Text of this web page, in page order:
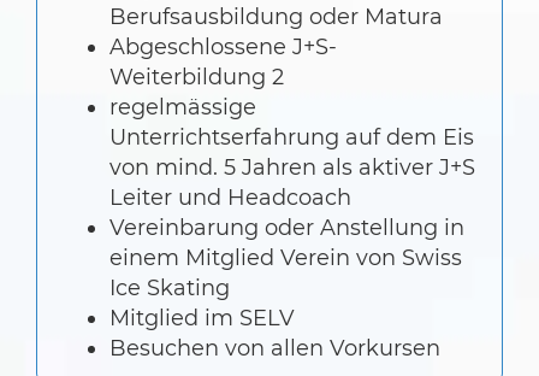
Berufsausbildung oder Matura
Abgeschlossene J+S-
Weiterbildung 2
regelmässige
Unterrichtserfahrung auf dem Eis
von mind. 5 Jahren als aktiver J+S
Leiter und Headcoach
Vereinbarung oder Anstellung in
einem Mitglied Verein von Swiss
Ice Skating
Mitglied im SELV
Besuchen von allen Vorkursen